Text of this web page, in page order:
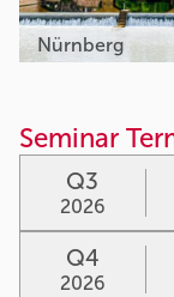
Nürnberg
Seminar
Q3
2026
Q4
2026